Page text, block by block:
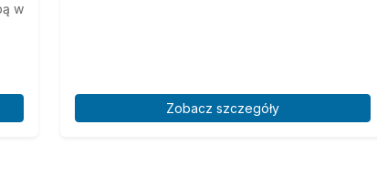
w
Zobacz szczegóły